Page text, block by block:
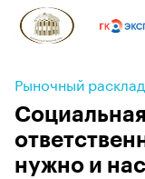
Рыночный расклад
Социальная
нужно и